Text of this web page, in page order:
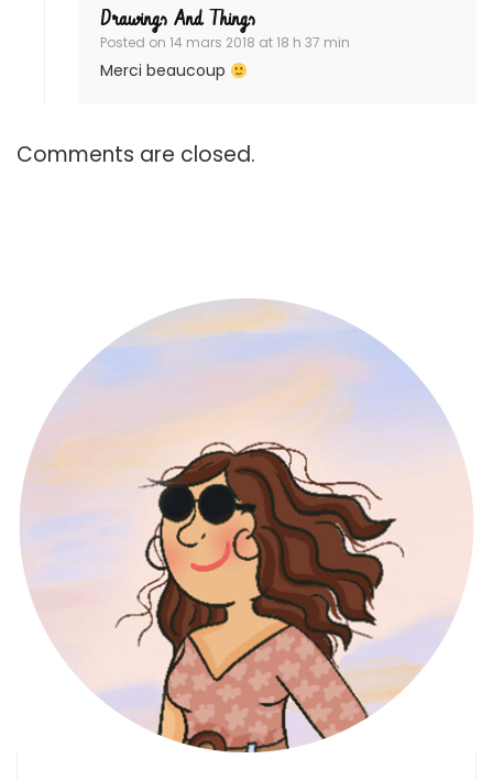
Drawings And Things
Posted on 14 mars 2018 at 18 h 37 min
Merci beaucoup
Comments are closed.